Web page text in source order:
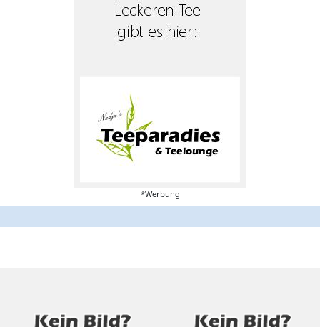
*Werbung